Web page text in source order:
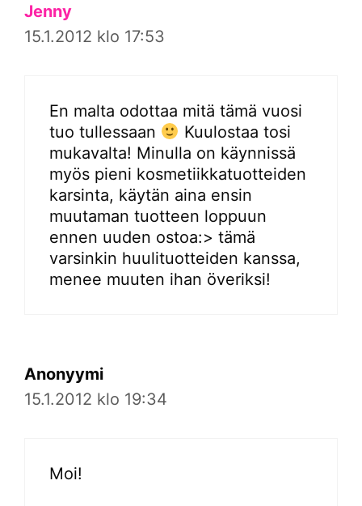
Jenny
15.1.2012 klo 17:53
En malta odottaa mitä tämä vuosi
tuo tullessaan
Kuulostaa tosi
mukavalta! Minulla on käynnissä
myös pieni kosmetiikkatuotteiden
karsinta, käytän aina ensin
muutaman tuotteen loppuun
ennen uuden ostoa:> tämä
varsinkin huulituotteiden kanssa,
menee muuten ihan överiksi!
Anonyymi
15.1.2012 klo 19:34
Moi!